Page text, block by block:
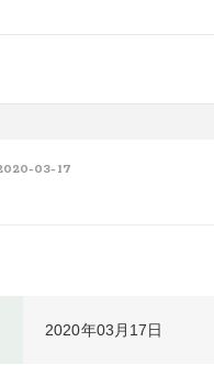
03-17
2020年03月17日